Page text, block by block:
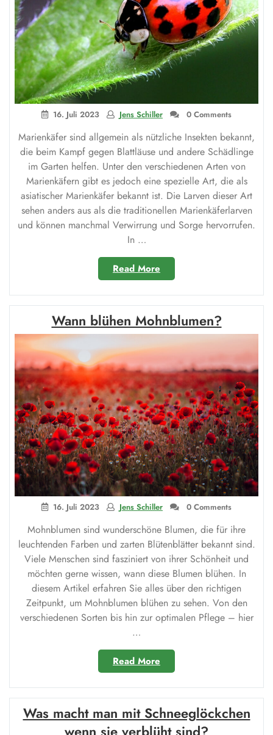
16. Juli 2023 Jens Schiller 0 Comments
Marienkäfer sind allgemein als nützliche Insekten bekannt,
die beim Kampf gegen Blattläuse und andere Schädlinge
im Garten helfen. Unter den verschiedenen Arten von
Marienkäfern gibt es jedoch eine spezielle Art, die als
asiatischer Marienkäfer bekannt ist. Die Larven dieser Art
sehen anders aus als die traditionellen Marienkäferlarven
und können manchmal Verwirrung und Sorge hervorrufen.
In …
Read More
Marienkäfer
Larve:
Giftig
für
Menschen?“
Wann blühen Mohnblumen?
16. Juli 2023 Jens Schiller 0 Comments
Mohnblumen sind wunderschöne Blumen, die für ihre
leuchtenden Farben und zarten Blütenblätter bekannt sind.
Viele Menschen sind fasziniert von ihrer Schönheit und
möchten gerne wissen, wann diese Blumen blühen. In
diesem Artikel erfahren Sie alles über den richtigen
Zeitpunkt, um Mohnblumen blühen zu sehen. Von den
verschiedenen Sorten bis hin zur optimalen Pflege – hier
…
Read More
blühen
Mohnblumen?“
Was macht man mit Schneeglöckchen